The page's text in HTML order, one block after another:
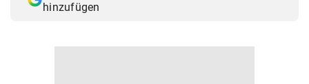
hinzufügen